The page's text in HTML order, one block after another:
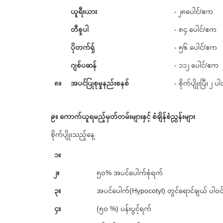
ယူရီးယား - ၂၈ပေါင်/ဧက
တီစူပါ - ၈၄ ပေါင်/ဧက
ပိုတက်ရှ် - ၅၆ ပေါင်/ဧက
ဂျစ်ပဆန် - ၁၁၂ ​ပေါင်/ဧက
၈။ အပင်ပြုစုမှုနည်းစနစ် - စိုက်ပျိုးပြီး ၂
၉။ ကောက်ယူရမည့်မှတ်တမ်းများနှင့် စံချိန်စံညွှန်းများ
စိုက်ပျိုးသည့်နေ့
၁။
၂။ ၅၀% အပင်ပေါက်စုံရက်
၃။ အပင်ပေါက်(Hypocotyl) တွင်ရောင်ချယ် ပါဝ
၄။ (၅၀ %) ပန်းပွင့်ရက်